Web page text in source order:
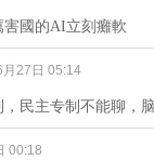
害國的AI立刻癱軟
27日 05:14
民主专制不能聊，
00:18